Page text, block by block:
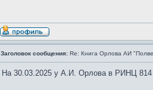
Заголовок сообщения: Re: Книга Орлова АИ
На 30.03.2025 у А.И. Орлова в РИНЦ 814